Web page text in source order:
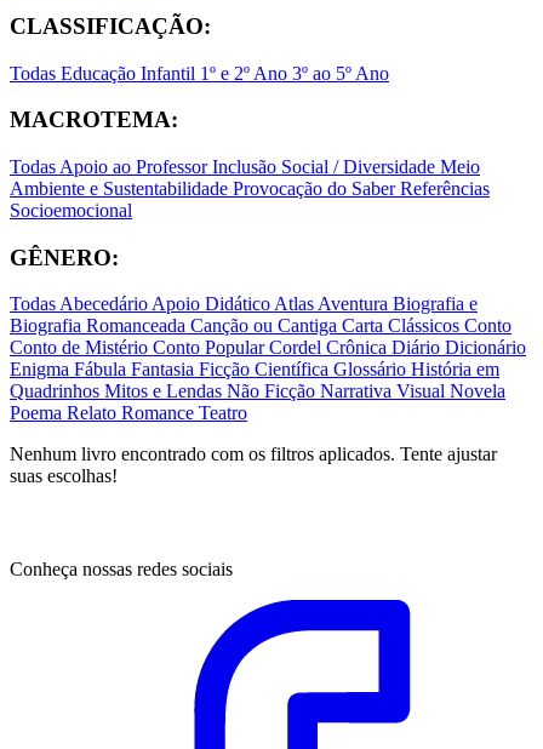
CLASSIFICAÇÃO:
Todas Educação Infantil 1º e 2º Ano 3º ao 5º Ano
MACROTEMA:
Todas Apoio ao ProfessorInclusão Social / Diversidade Meio
Ambiente e Sustentabilidade Provocação do SaberReferências
Socioemocional
GÊNERO:
TodasAbecedárioApoio DidáticoAtlasAventura Biografia e
Biografia Romanceada Canção ou Cantiga Carta Clássicos Conto
Conto de Mistério Conto PopularCordel Crônica Diário Dicionário
Enigma Fábula Fantasia Ficção Científica Glossário História em
Quadrinhos Mitos e Lendas Não Ficção Narrativa Visual Novela
Poema Relato Romance Teatro
Nenhum livro encontrado com os filtros aplicados. Tente ajustar
suas escolhas!
Conheça nossas redes sociais